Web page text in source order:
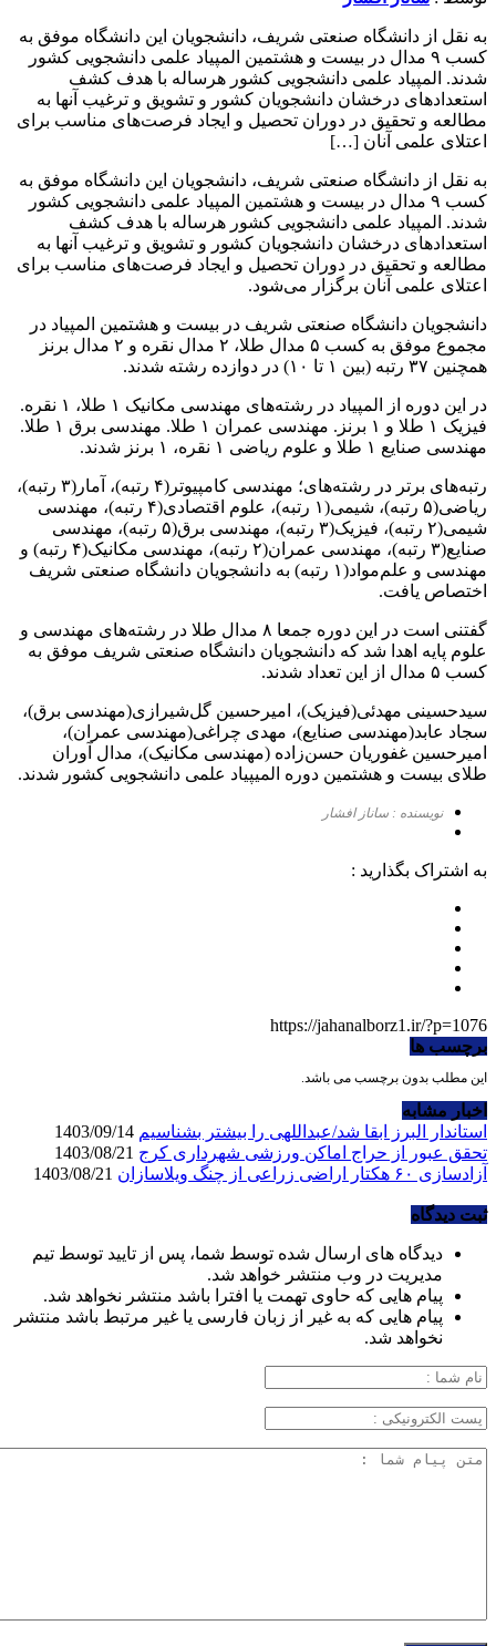
به نقل از دانشگاه صنعتی شریف، دانشجویان این دانشگاه موفق به
کسب ۹ مدال در بیست و هشتمین المپیاد علمی دانشجویی کشور
شدند. المپیاد علمی دانشجویی کشور هرساله با هدف کشف
استعدادهای درخشان دانشجویان کشور و تشویق و ترغیب آنها به
مطالعه و تحقیق در دوران تحصیل و ایجاد فرصت‌های مناسب برای
اعتلای علمی آنان […]
به نقل از دانشگاه صنعتی شریف، دانشجویان این دانشگاه موفق به
کسب ۹ مدال در بیست و هشتمین المپیاد علمی دانشجویی کشور
شدند. المپیاد علمی دانشجویی کشور هرساله با هدف کشف
استعدادهای درخشان دانشجویان کشور و تشویق و ترغیب آنها به
مطالعه و تحقیق در دوران تحصیل و ایجاد فرصت‌های مناسب برای
اعتلای علمی آنان برگزار می‌شود.
دانشجویان دانشگاه صنعتی شریف در بیست و هشتمین المپیاد در
مجموع موفق به کسب ۵ مدال طلا، ۲ مدال نقره و ۲ مدال برنز
همچنین ۳۷ رتبه (بین ۱ تا ۱۰) در دوازده رشته شدند.
در این دوره از المپیاد در رشته‌های مهندسی مکانیک ۱ طلا، ۱ نقره.
فیزیک ۱ طلا و ۱ برنز. مهندسی عمران ۱ طلا. مهندسی برق ۱ طلا.
مهندسی صنایع ۱ طلا و علوم ریاضی ۱ نقره، ۱ برنز شدند.
رتبه‌های برتر در رشته‌های؛ مهندسی کامپیوتر(۴ رتبه)، آمار(۳ رتبه)،
ریاضی(۵ رتبه)، شیمی(۱ رتبه)، علوم اقتصادی(۴ رتبه)، مهندسی
شیمی(۲ رتبه)، فیزیک(۳ رتبه)، مهندسی برق(۵ رتبه)، مهندسی
صنایع(۳ رتبه)، مهندسی عمران(۲ رتبه)، مهندسی مکانیک(۴ رتبه) و
مهندسی و علم‌مواد(۱ رتبه) به دانشجویان دانشگاه صنعتی شریف
اختصاص یافت.
گفتنی است در این دوره جمعا ۸ مدال طلا در رشته‌های مهندسی و
علوم پایه اهدا شد که دانشجویان دانشگاه صنعتی شریف موفق به
کسب ۵ مدال از این تعداد شدند.
سیدحسینی مهدئی(فیزیک)، امیرحسین گل‌شیرازی(مهندسی برق)،
سجاد عابد(مهندسی صنایع)، مهدی چراغی(مهندسی عمران)،
امیرحسین غفوریان حسن‌زاده (مهندسی مکانیک)، مدال آوران
طلای بیست و هشتمین دوره المیپیاد علمی دانشجویی کشور شدند.
نویسنده : ساناز افشار
به اشتراک بگذارید :
https://jahanalborz1.ir/?p=1076
برچسب ها
این مطلب بدون برچسب می باشد.
اخبار مشابه
استاندار البرز ابقا شد/عبداللهی را بیشتر بشناسیم
تحقق عبور از حراج اماکن ورزشی شهرداری کرج
آزادسازی ۶۰ هکتار اراضی زراعی از چنگ ویلاسازان
ثبت دیدگاه
دیدگاه های ارسال شده توسط شما، پس از تایید توسط تیم
مدیریت در وب منتشر خواهد شد.
پیام هایی که حاوی تهمت یا افترا باشد منتشر نخواهد شد.
پیام هایی که به غیر از زبان فارسی یا غیر مرتبط باشد منتشر
نخواهد شد.